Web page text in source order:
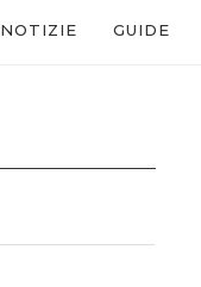
NOTIZIE GUIDE